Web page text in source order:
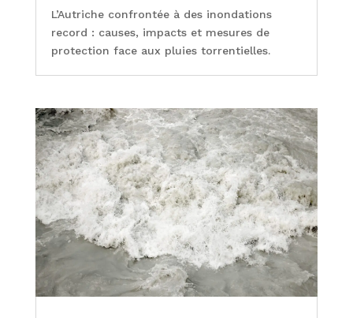
L’Autriche confrontée à des inondations
record : causes, impacts et mesures de
protection face aux pluies torrentielles.